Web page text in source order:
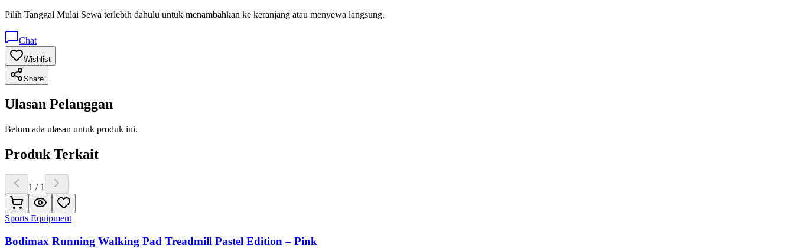
Pilih Tanggal Mulai Sewa terlebih dahulu untuk menambahkan ke keranjang atau menyewa langsung.
Chat
Wishlist
Share
Ulasan Pelanggan
Belum ada ulasan untuk produk ini.
Produk Terkait
1 / 1
Sports Equipment
Bodimax Running Walking Pad Treadmill Pastel Edition – Pink